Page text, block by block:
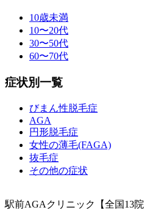
10歳未満
10〜20代
30〜50代
60〜70代
症状別一覧
びまん性脱毛症
AGA
円形脱毛症
女性の薄毛(FAGA)
抜毛症
その他の症状
駅前AGAクリニック【全国13院